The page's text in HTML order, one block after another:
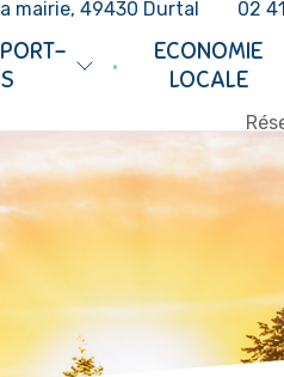
mairie, 49430 Durtal 02
•
ECONOMIE
LOCALE